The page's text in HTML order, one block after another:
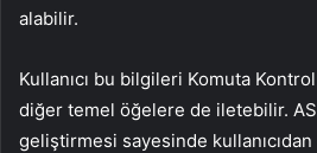
alabilir.
Kullanıcı bu bilgileri Komuta Kontrol
diğer temel öğelere de iletebilir.
geliştirmesi sayesinde